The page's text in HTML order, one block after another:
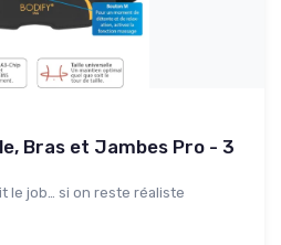
Bras et Jambes Pro - 3
le job… si on reste réaliste